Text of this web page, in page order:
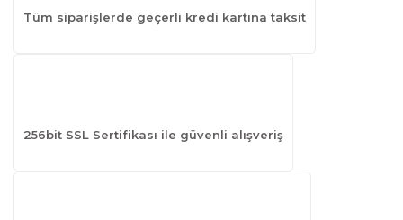
Tüm siparişlerde geçerli kredi kartına taksit
256bit SSL Sertifikası ile güvenli alışveriş